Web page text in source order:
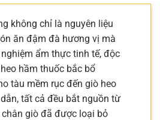
không chỉ là nguyên liệu
ăn đậm đà hương vị mà
ẩm thực tinh tế, độc
hầm thuốc bắc bổ
tàu mềm rục đến giò heo
tất cả đều bắt nguồn từ
giò đã được loại bỏ